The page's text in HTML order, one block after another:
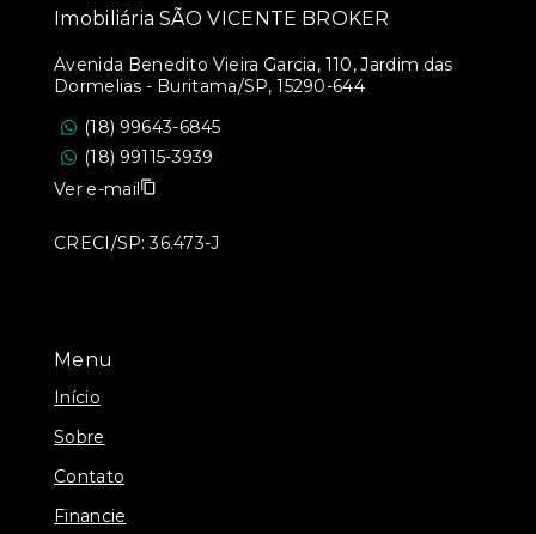
Menu
Início
Sobre
Contato
Financie
Imobiliária SÃO VICENTE BROKER
Avenida Benedito Vieira Garcia, 110, Jardim das
Dormelias - Buritama/SP, 15290-644
(18) 99643-6845
(18) 99115-3939
Ver e-mail
CRECI/SP: 36.473-J